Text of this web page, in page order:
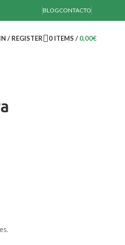
BLOGCONTACTO
/ REGISTER 0 ITEMS / 0,00€